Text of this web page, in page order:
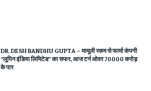
DR. DESH BANDHU GUPTA – मामूली रकम से फार्मा कंपनी
“लूपिन इंडिया लिमिटेड” का सफर, आज टर्न ओवर 70000 करोड़
के पार